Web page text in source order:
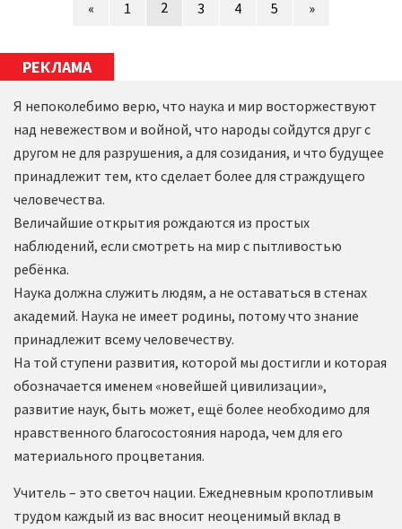
« 1 2 3 4 5 »
РЕКЛАМА
Я непоколебимо верю, что наука и мир восторжествуют
над невежеством и войной, что народы сойдутся друг с
другом не для разрушения, а для созидания, и что будущее
принадлежит тем, кто сделает более для страждущего
человечества.
Величайшие открытия рождаются из простых
наблюдений, если смотреть на мир с пытливостью
ребёнка.
Наука должна служить людям, а не оставаться в стенах
академий. Наука не имеет родины, потому что знание
принадлежит всему человечеству.
На той ступени развития, которой мы достигли и которая
обозначается именем «новейшей цивилизации»,
развитие наук, быть может, ещё более необходимо для
нравственного благосостояния народа, чем для его
материального процветания.
Учитель – это светоч нации. Ежедневным кропотливым
трудом каждый из вас вносит неоценимый вклад в